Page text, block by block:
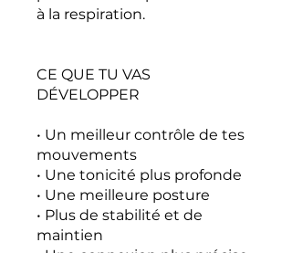
à la respiration.
CE QUE TU VAS
DÉVELOPPER
• Un meilleur contrôle de tes
mouvements
• Une tonicité plus profonde
• Une meilleure posture
• Plus de stabilité et de
maintien